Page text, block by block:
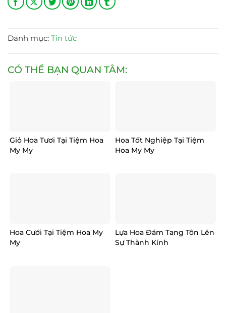
Danh mục: Tin tức
CÓ THỂ BẠN QUAN TÂM:
Giỏ Hoa Tươi Tại Tiệm Hoa
My My
Hoa Tốt Nghiệp Tại Tiệm
Hoa My My
Hoa Cưới Tại Tiệm Hoa My
My
Lựa Hoa Đám Tang Tôn Lên
Sự Thành Kính